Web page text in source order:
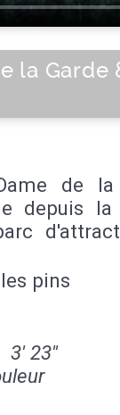
la Garde
de la
depuis la
pins
3' 23''